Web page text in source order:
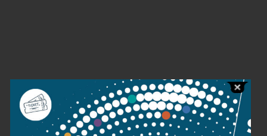
Contact
Public information